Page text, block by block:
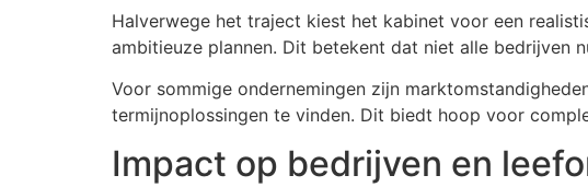
Halverwege het traject kiest het kabinet voor een
ambitieuze plannen. Dit betekent dat niet alle bedrijven
Voor sommige ondernemingen zijn
termijnoplossingen te vinden. Dit biedt hoop voor
Impact op bedrijven en